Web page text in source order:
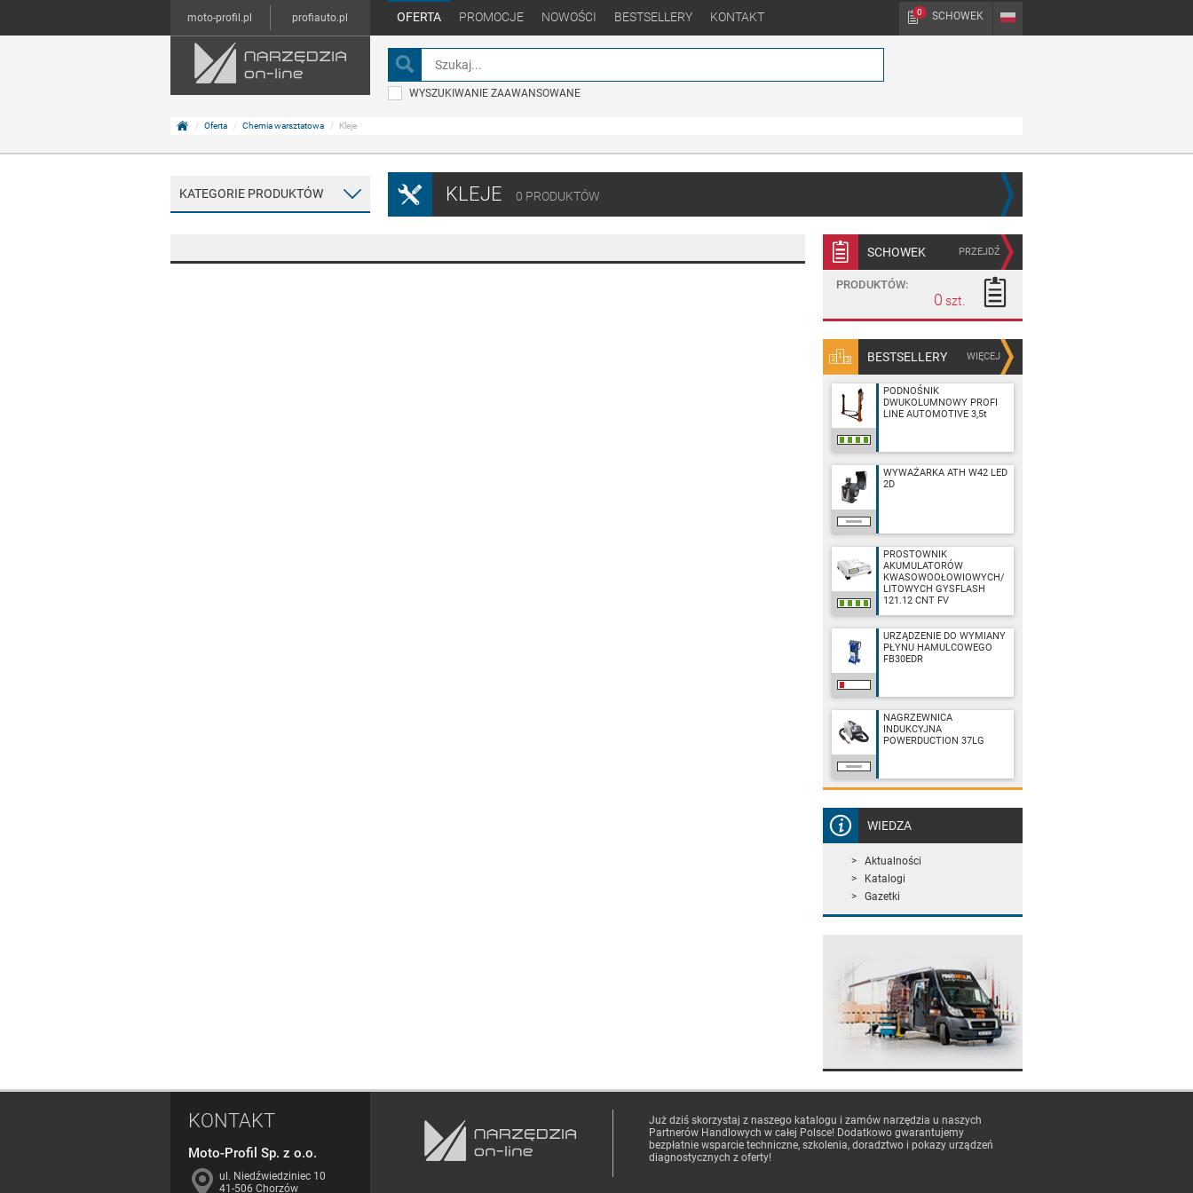
moto-profil.pl profiauto.pl OFERTA PROMOCJE NOWOŚCI BESTSELLERY KONTAKT 0 SCHOWEK
WYSZUKIWANIE ZAAWANSOWANE
Oferta Chemia warsztatowa Kleje
KATEGORIE PRODUKTÓW KLEJE 0 PRODUKTÓW
SCHOWEK PRZEJDŹ
PRODUKTÓW:
0
BESTSELLERY WIĘCEJ
PODNOŚNIK
DWUKOLUMNOWY PROFI
LINE AUTOMOTIVE 3,5t
WYWAŻARKA ATH W42 LED
2D
PROSTOWNIK
AKUMULATORÓW
KWASOWOOŁOWIOWYCH/
LITOWYCH GYSFLASH
121.12 CNT FV
URZĄDZENIE DO WYMIANY
PŁYNU HAMULCOWEGO
FB30EDR
NAGRZEWNICA
INDUKCYJNA
POWERDUCTION 37LG
WIEDZA
Aktualności
Katalogi
Gazetki
KONTAKT
Moto-Profil Sp. z o.o.
ul. Niedźwiedziniec 10
41-506 Chorzów
Już dziś skorzystaj z naszego katalogu i zamów narzędzia u naszych
Partnerów Handlowych w całej Polsce! Dodatkowo gwarantujemy
bezpłatnie wsparcie techniczne, szkolenia, doradztwo i pokazy urządzeń
diagnostycznych z oferty!